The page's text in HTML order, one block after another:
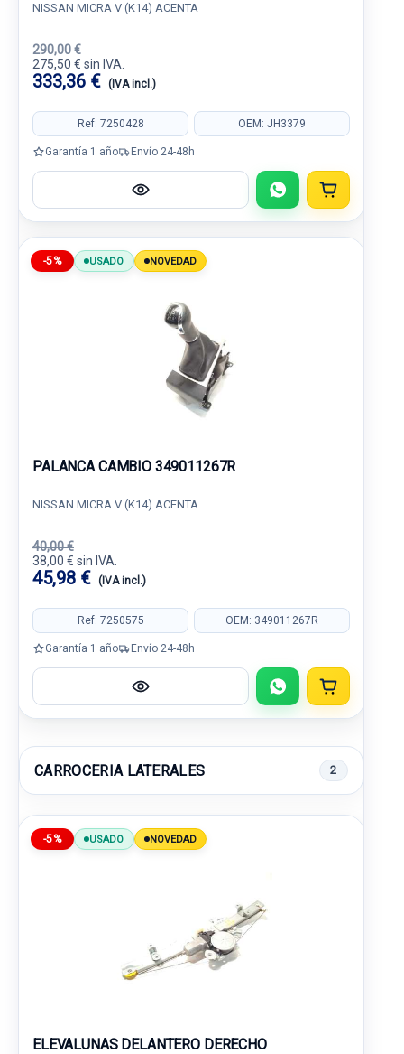
NISSAN MICRA V (K14) ACENTA
290,00 €
275,50 € sin IVA.
333,36 € (IVA incl.)
Ref: 7250428 OEM: JH3379
Garantía 1 año Envío 24-48h
-5% USADO NOVEDAD
PALANCA CAMBIO 349011267R
NISSAN MICRA V (K14) ACENTA
40,00 €
38,00 € sin IVA.
45,98 € (IVA incl.)
Ref: 7250575 OEM: 349011267R
Garantía 1 año Envío 24-48h
CARROCERIA LATERALES 2
-5% USADO NOVEDAD
ELEVALUNAS DELANTERO DERECHO